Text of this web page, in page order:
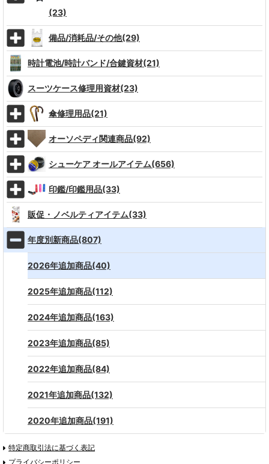
(23)
備品/消耗品/その他(29)
時計電池/時計バンド/合鍵資材(21)
スーツケース修理用資材(23)
傘修理用品(21)
オーソペディ関連商品(92)
シューケア オールアイテム(656)
印鑑/印鑑用品(33)
販促・ノベルティアイテム(33)
年度別新商品(807)
2026年追加商品(40)
2025年追加商品(112)
2024年追加商品(163)
2023年追加商品(85)
2022年追加商品(84)
2021年追加商品(132)
2020年追加商品(191)
特定商取引法に基づく表記
プライバシーポリシー